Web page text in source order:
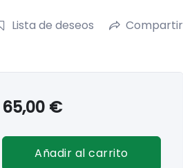
Lista de deseos Compartir
65,00 €
Añadir al carrito